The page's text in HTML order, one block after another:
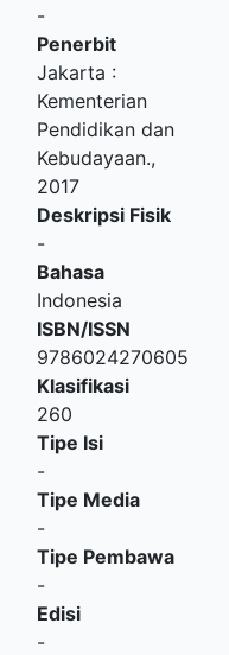
-
Penerbit
Jakarta :
Kementerian
Pendidikan dan
Kebudayaan.,
2017
Deskripsi Fisik
-
Bahasa
Indonesia
ISBN/ISSN
9786024270605
Klasifikasi
260
Tipe Isi
-
Tipe Media
-
Tipe Pembawa
-
Edisi
-